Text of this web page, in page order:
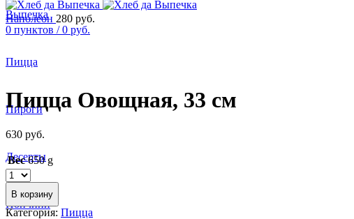
0 пунктов / 0 руб.
Выпечка
Пицца
Пироги
Десерты
Пончини
Наполеон 280 руб.
Увеличить
Пицца Овощная, 33 см
630 руб.
Вес 650 g
В корзину
Категория: Пицца